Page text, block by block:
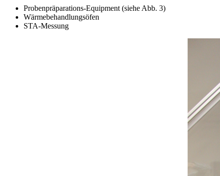
Probenpräparations-Equipment (siehe Abb. 3)
Wärmebehandlungsöfen
STA-Messung